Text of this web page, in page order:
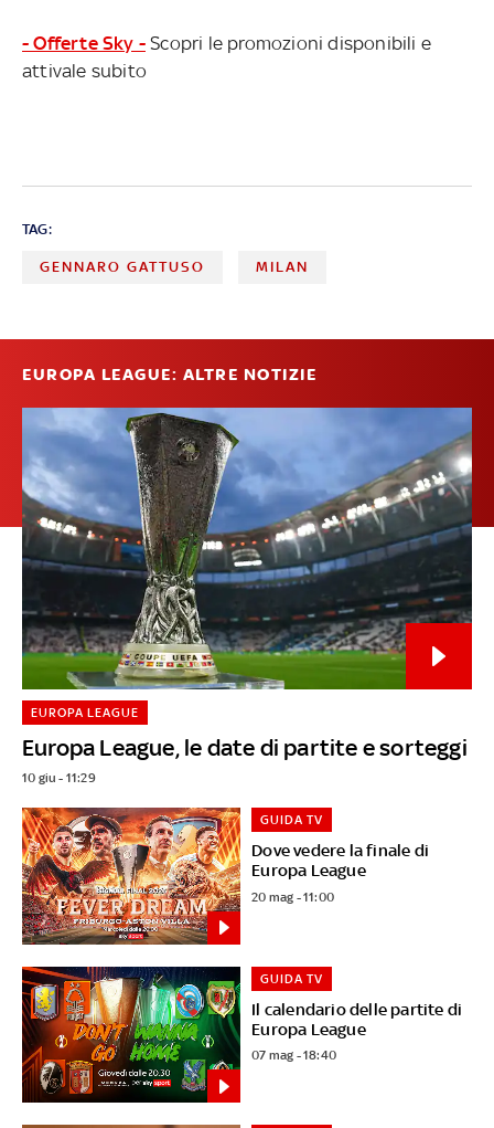
- Offerte Sky - Scopri le promozioni disponibili e
attivale subito
TAG:
GENNARO GATTUSO MILAN
EUROPA LEAGUE: ALTRE NOTIZIE
Europa League, le date di partite e sorteggi
EUROPA LEAGUE
10 giu - 11:29
Dove vedere la finale di
Europa League
GUIDA TV
20 mag - 11:00
Il calendario delle partite di
Europa League
GUIDA TV
07 mag - 18:40